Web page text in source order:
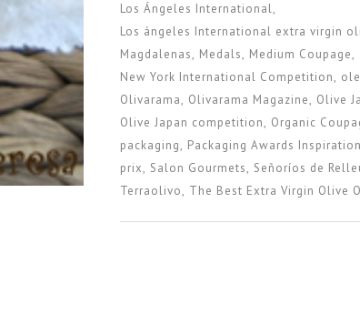
Los Ángeles International
Los ángeles International extra virgin
Magdalenas Medals Medium Coupage
New York International Competition
Olivarama Olivarama Magazine Olive
Olive Japan competition Organic
packaging Packaging Awards
prix Salon Gourmets Señoríos de
Terraolivo The Best Extra Virgin Olive